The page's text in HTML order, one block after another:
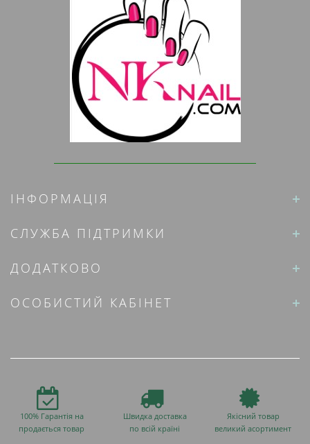
ІНФОРМАЦІЯ
СЛУЖБА ПІДТРИМКИ
ДОДАТКОВО
ОСОБИСТИЙ КАБІНЕТ
100% Гарантія на
продається товар
Швидка доставка
по всій країні
Якісний товар
великий асортимент